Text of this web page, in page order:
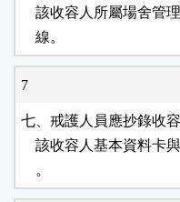
該收容人所屬場舍
    線。
7
七、戒護人員應抄錄收
該收容人基本資料
    。